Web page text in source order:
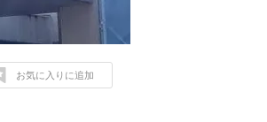
お気に入りに追加